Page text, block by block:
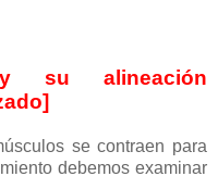
su alineación
se contraen para
debemos examinar